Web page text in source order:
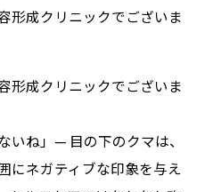
形成クリニックでございま
形成クリニックでございま
いね」— 目の下のクマは、
にネガティブな印象を与え